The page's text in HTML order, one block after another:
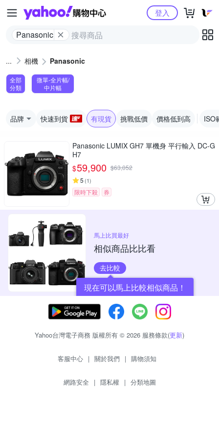
Yahoo購物中心
Panasonic
登入
相機 Panasonic
全部
分類
微單-全片幅/
中片幅
品牌 快速到貨 有現貨 挑戰低價 價格低到高 ISO
Panasonic LUMIX GH7 單機身 平行輸入 DC-G
H7
$59,900 $63,052
5 (1)
限時下殺 券
馬上比買最好
相似商品比比看
去比較
現在可以馬上比較相似商品！
Yahoo台灣電子商務 版權所有 © 2026 服務條款(更新)
客服中心 | 關於我們 | 購物須知
網路安全 | 隱私權 | 分類地圖